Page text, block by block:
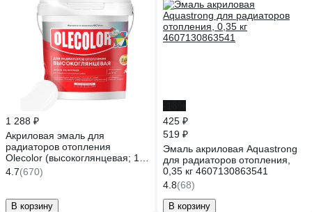
1 288 ₽
Акриловая эмаль для
радиаторов отопления
Olecolor (высокоглянцевая; 1
кг) 4300011043
4.7(670)
В корзину
425 ₽
519 ₽
Эмаль акриловая Aquastrong
для радиаторов отопления,
0,35 кг 4607130863541
4.8(68)
В корзину